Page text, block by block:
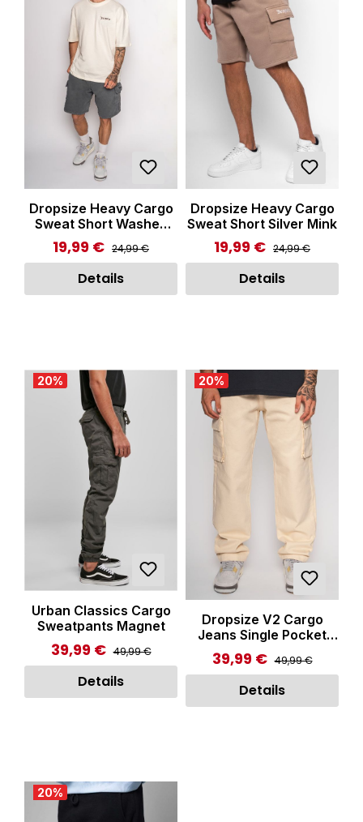
Dropsize Heavy Cargo
Sweat Short Washed
Grey
Verkaufspreis:
19,99 € Regulärer Preis:
24,99 €
Details
Dropsize Heavy Cargo
Sweat Short Silver Mink
Verkaufspreis:
19,99 € Regulärer Preis:
24,99 €
Details
20%
Urban Classics Cargo
Sweatpants Magnet
Verkaufspreis:
39,99 € Regulärer Preis:
49,99 €
Details
20%
Dropsize V2 Cargo
Jeans Single Pocket
Beige
Verkaufspreis:
39,99 € Regulärer Preis:
49,99 €
Details
20%